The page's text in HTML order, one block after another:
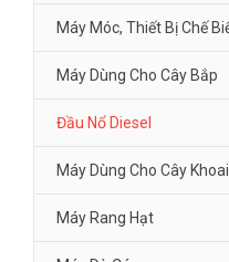
Máy Móc, Thiết Bị Chế
Máy Dùng Cho Cây Bắp
Đầu Nổ Diesel
Máy Dùng Cho Cây Khoai
Máy Rang Hạt